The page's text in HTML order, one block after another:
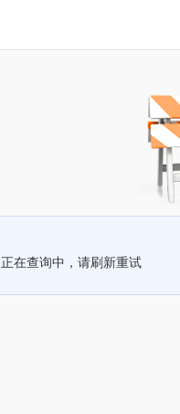
正在查询中，请刷新重试